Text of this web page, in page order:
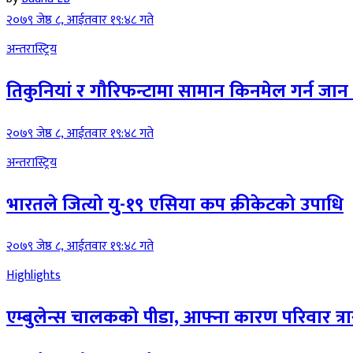
२०७९ जेष्ठ ८, आईतवार १९:४८ गते
अन्तरास्ट्रिय
तिकुनियां र गाैरिफन्टामा सामान किनमेल गर्न
२०७९ जेष्ठ ८, आईतवार १९:४८ गते
अन्तरास्ट्रिय
भारतले जित्यो यु-१९ एसिया कप क्रीकेटको उपाधि
२०७९ जेष्ठ ८, आईतवार १९:४८ गते
Highlights
एम्बुलेन्स चालकको पीडा, आफ्ना कारण परिवार